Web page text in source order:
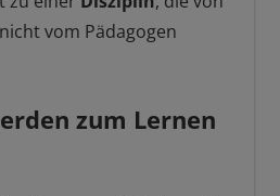
vom Pädagogen
zum Lernen